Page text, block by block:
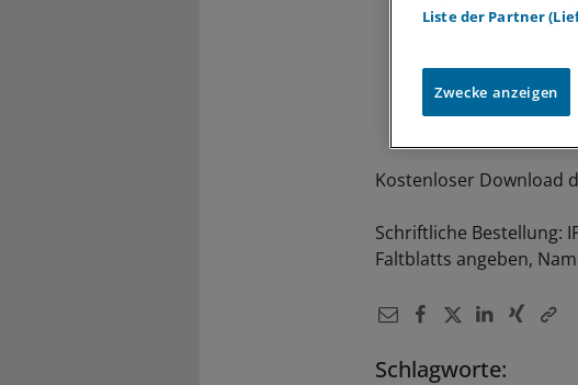
Kostenloser Download
Schriftliche Bestellung:
Faltblatts angeben,
Schlagworte:
Liste der Partner
Zwecke anzeigen